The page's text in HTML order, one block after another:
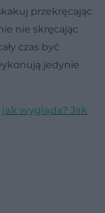
przekręcając
nie skręcając
czas być
jedynie
wygląda? Jak